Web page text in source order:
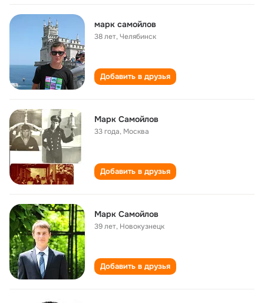
марк самойлов
38 лет,Челябинск
Добавить в друзья
Марк Самойлов
33 года, Москва
Добавить в друзья
Марк Самойлов
39 лет, Новокузнецк
Добавить в друзья